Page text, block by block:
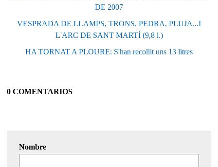
DE 2007
VESPRADA DE LLAMPS, TRONS, PEDRA, PLUJA...I
L'ARC DE SANT MARTÍ (9,8 l.)
HA TORNAT A PLOURE: S'han recollit uns 13 litres
0 COMENTARIOS
Nombre